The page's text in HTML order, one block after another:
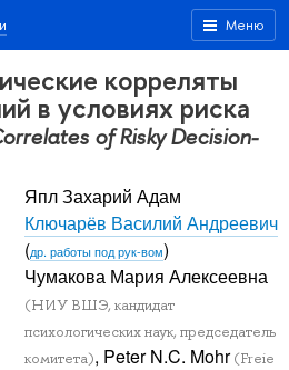
Меню
корреляты
в условиях риска
of Risky Decision-
Япл Захарий Адам
Ключарёв Василий Андреевич
(др. работы под рук-вом)
Чумакова Мария Алексеевна
(НИУ ВШЭ, кандидат
психологических наук, председатель
комитета), Peter N.C. Mohr(Freie